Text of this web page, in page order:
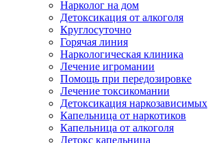
Нарколог на дом
Детоксикация от алкоголя
Круглосуточно
Горячая линия
Наркологическая клиника
Лечение игромании
Помощь при передозировке
Лечение токсикомании
Детоксикация наркозависимых
Капельница от наркотиков
Капельница от алкоголя
Детокс капельница